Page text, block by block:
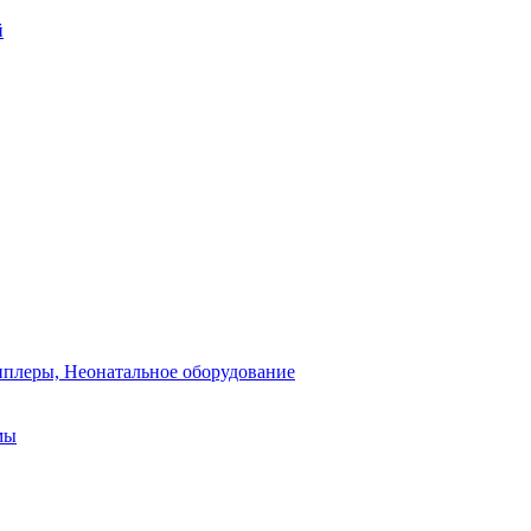
Неонатальное оборудование